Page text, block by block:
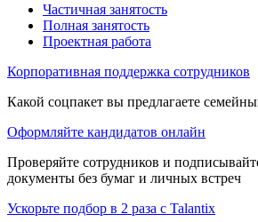
Частичная занятость
Полная занятость
Проектная работа
Корпоративная поддержка сотрудников
Какой соцпакет вы предлагаете
Оформляйте кандидатов онлайн
Проверяйте сотрудников и
документы без бумаг и личных встреч
Ускорьте подбор в 2 раза с Talantix